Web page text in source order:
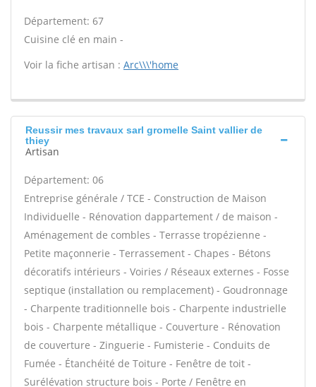
Département: 67
Cuisine clé en main -
Voir la fiche artisan : Arc\\\'home
Reussir mes travaux sarl gromelle Saint vallier de
thiey
Artisan
Département: 06
Entreprise générale / TCE - Construction de Maison
Individuelle - Rénovation dappartement / de maison -
Aménagement de combles - Terrasse tropézienne -
Petite maçonnerie - Terrassement - Chapes - Bétons
décoratifs intérieurs - Voiries / Réseaux externes - Fosse
septique (installation ou remplacement) - Goudronnage
- Charpente traditionnelle bois - Charpente industrielle
bois - Charpente métallique - Couverture - Rénovation
de couverture - Zinguerie - Fumisterie - Conduits de
Fumée - Étanchéité de Toiture - Fenêtre de toit -
Surélévation structure bois - Porte / Fenêtre en